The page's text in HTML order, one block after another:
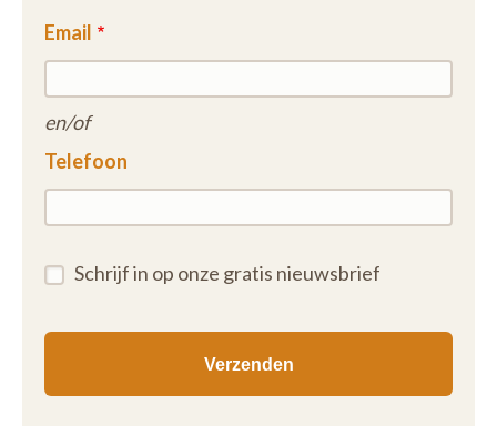
Email
en/of
Telefoon
Schrijf in op onze gratis nieuwsbrief